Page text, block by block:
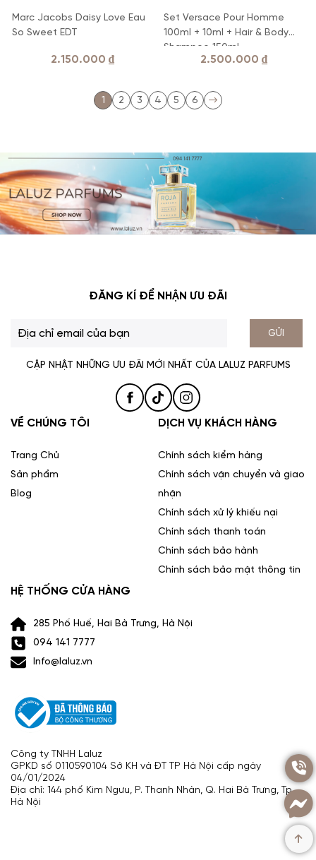
Marc Jacobs Daisy Love Eau
So Sweet EDT
2.150.000 ₫
Set Versace Pour Homme
100ml + 10ml + Hair & Body
Shampoo 150ml
2.500.000 ₫
1 2 3 4 5 6
ĐĂNG KÍ ĐỂ NHẬN ƯU ĐÃI
GỬI
CẬP NHẬT NHỮNG ƯU ĐÃI MỚI NHẤT CỦA LALUZ PARFUMS
VỀ CHÚNG TÔI
Trang Chủ
Sản phẩm
Blog
DỊCH VỤ KHÁCH HÀNG
Chính sách kiểm hàng
Chính sách vận chuyển và giao
nhận
Chính sách xử lý khiếu nại
Chính sách thanh toán
Chính sách bảo hành
Chính sách bảo mật thông tin
HỆ THỐNG CỬA HÀNG
285 Phố Huế, Hai Bà Trưng, Hà Nội
094 141 7777
Info@laluz.vn
Công ty TNHH Laluz
GPKD số 0110590104 Sở KH và ĐT TP Hà Nội cấp ngày
04/01/2024
Địa chỉ: 144 phố Kim Ngưu, P. Thanh Nhàn, Q. Hai Bà Trưng, Tp.
Hà Nội